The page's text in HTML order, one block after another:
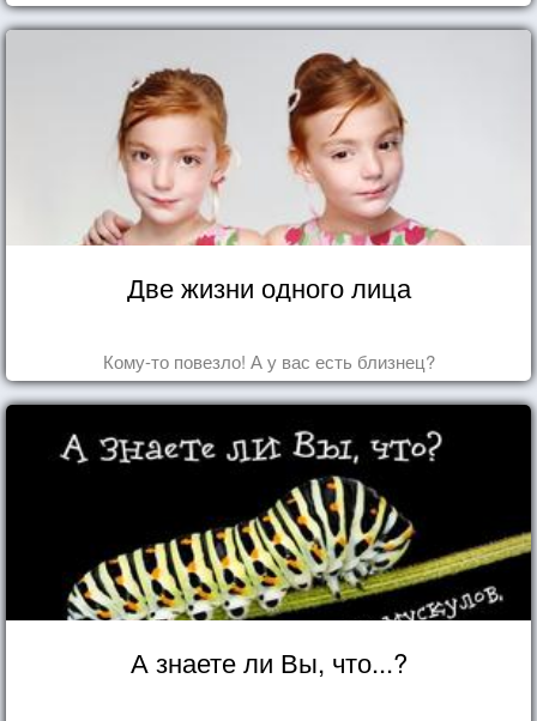
Две жизни одного лица
Кому-то повезло! А у вас есть близнец?
А знаете ли Вы, что...?